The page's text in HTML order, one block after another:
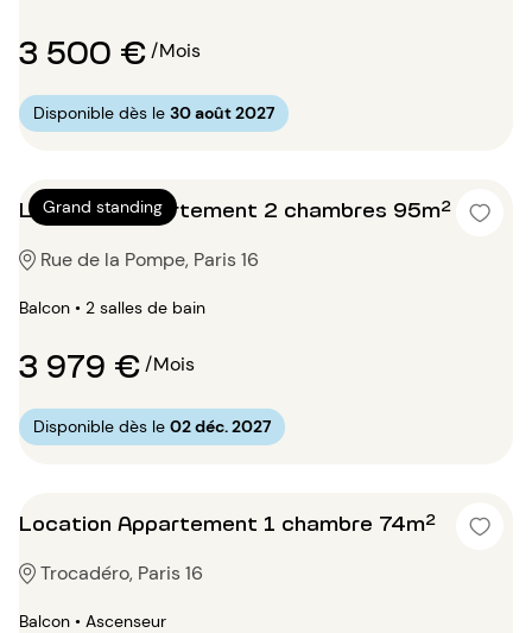
3 500 €/Mois
Disponible dès le 30 août 2027
Grand standing
Location Appartement 2 chambres 95m²
Rue de la Pompe, Paris 16
Balcon • 2 salles de bain
3 979 €/Mois
Disponible dès le 02 déc. 2027
Location Appartement 1 chambre 74m²
Trocadéro, Paris 16
Balcon • Ascenseur